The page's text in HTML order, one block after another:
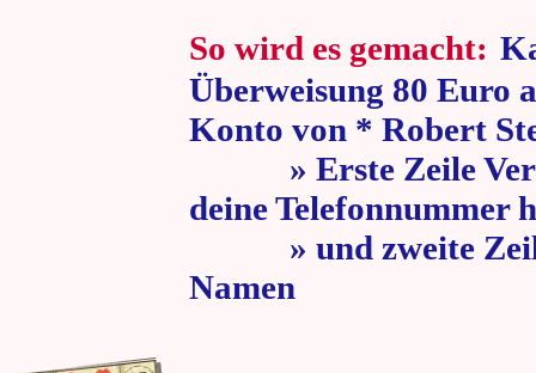
So wird es gemacht:
Überweisung 80 Euro
Konto von * Robert
» Erste Zeile
deine Telefonnummer
» und zweite Zeile
Namen